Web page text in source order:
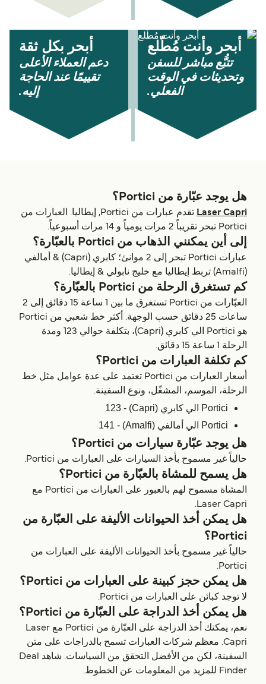
أبحر وأنت مُطّلع
تتبُّع مباشر للسفن
وتحديثات في الوقت
الفعلي.
أبحر بكل ثقة
دعم العملاء الأعلى
تقييمًا عند الحاجة
إليه.
هل يوجد عبّارة من Portici؟
Laser Capri
تقدم عبارات من Portici, إيطاليا. العبارات من
Portici تبحر تقريباً 2 مرات يومياً و 14 مرات أسبوعياً.
إلى أين يمكنني الذهاب من Portici بالعبّارة؟
عبارات Portici تبحر إلى 2 موانئ؛ كابري (Capri) & أمالفي
كم تستغرق الرحلة من Portici بالعبّارة؟
العبّارات من Portici تستغرق ما بين 1 ساعة 15 دقائق إلى 2
ساعات 25 دقائق حسب الوجهة. أكثر خط شعبي من Portici
هو Portici الي كابري (Capri)، بتكلفة حوالي 123 ومدة
الرحلة 1 ساعة 15 دقائق.
كم تكلفة العبارات من Portici؟
أسعار العبارات من Portici تعتمد على عدة عوامل مثل خط
الرحلة، الموسم، المشغّل، ونوع السفينة.
Portici الي كابري (Capri) - 123
Portici الي أمالفي (Amalfi) - 141
هل يوجد عبّارة سيارات من Portici؟
حالياً غير مسموح بأخذ السيارات على العبارات من Portici.
هل يسمح للمشاة بالعبّارة من Portici؟
المشاة مسموح لهم بالعبور على العبارات من Portici مع
Laser Capri.
هل يمكن أخذ الحيوانات الأليفة على العبّارة من
Portici؟
حالياً غير مسموح بأخذ الحيوانات الأليفة على العبارات من
Portici.
هل يمكن حجز كبينة على العبارات من Portici؟
لا توجد كبائن على العبارات من Portici.
هل يمكن أخذ الدراجة على العبّارة من Portici؟
نعم، يمكنك أخذ الدراجة على العبّارة من Portici مع Laser
Capri. معظم شركات العبارات تسمح بالدراجات على متن
السفينة، لكن من الأفضل التحقق من السياسات. شاهد Deal
Finder للمزيد من المعلومات عن الخطوط.